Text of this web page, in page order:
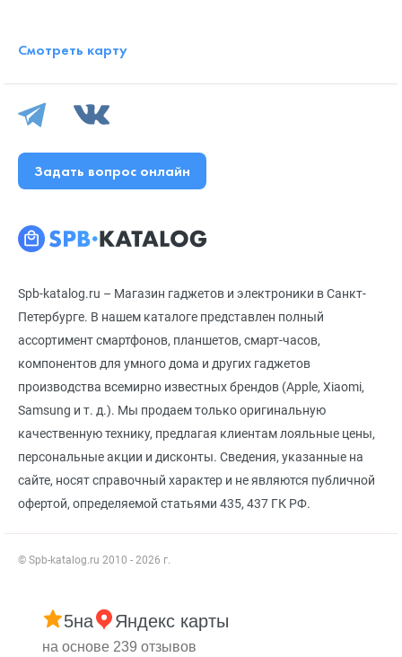
Spb-katalog.ru – Магазин гаджетов и электроники в Санкт-
Петербурге. В нашем каталоге представлен полный
ассортимент смартфонов, планшетов, смарт-часов,
компонентов для умного дома и других гаджетов
производства всемирно известных брендов (Apple, Xiaomi,
Samsung и т. д.). Мы продаем только оригинальную
качественную технику, предлагая клиентам лояльные цены,
персональные акции и дисконты. Сведения, указанные на
сайте, носят справочный характер и не являются публичной
офертой, определяемой статьями 435, 437 ГК РФ.
© Spb-katalog.ru 2010 - 2026 г.
Смотреть карту
Задать вопрос онлайн
5на Яндекс карты
на основе 239 отзывов